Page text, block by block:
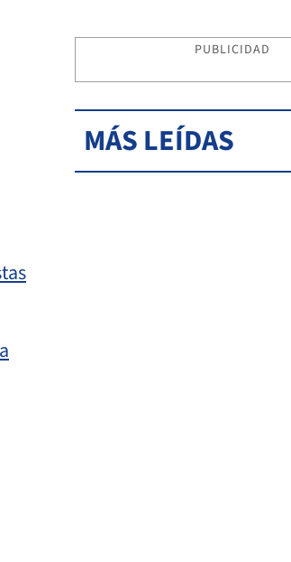
PUBLICIDAD
MÁS LEÍDAS